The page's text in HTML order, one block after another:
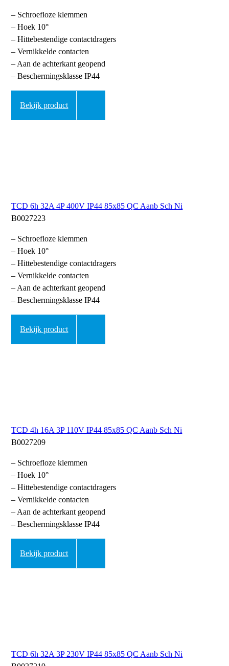
– Schroefloze klemmen
– Hoek 10°
– Hittebestendige contactdragers
– Vernikkelde contacten
– Aan de achterkant geopend
– Beschermingsklasse IP44
Bekijk product
TCD 6h 32A 4P 400V IP44 85x85 QC Aanb Sch Ni
B0027223
– Schroefloze klemmen
– Hoek 10°
– Hittebestendige contactdragers
– Vernikkelde contacten
– Aan de achterkant geopend
– Beschermingsklasse IP44
Bekijk product
TCD 4h 16A 3P 110V IP44 85x85 QC Aanb Sch Ni
B0027209
– Schroefloze klemmen
– Hoek 10°
– Hittebestendige contactdragers
– Vernikkelde contacten
– Aan de achterkant geopend
– Beschermingsklasse IP44
Bekijk product
TCD 6h 32A 3P 230V IP44 85x85 QC Aanb Sch Ni